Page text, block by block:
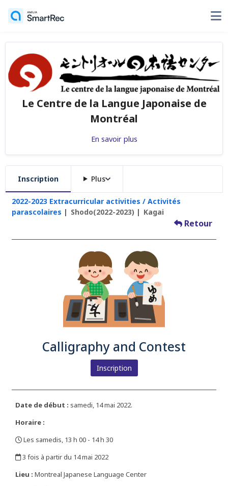
Le Centre de la Langue Japonaise de
Montréal
En savoir plus
Inscription Plus
2022-2023 Extracurricular activities / Activités
parascolaires
Shodo(2022-2023) Kagai
Retour
Calligraphy and Contest
Inscription
Date de début : samedi, 14 mai 2022.
Horaire :
Les samedis, 13 h 00 - 14 h 30
3 fois à partir du 14 mai 2022
Lieu : Montreal Japanese Language Center